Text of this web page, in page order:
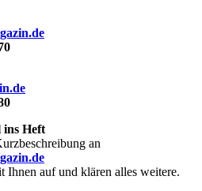
Heft
an
Ihnen auf und klären alles weitere.